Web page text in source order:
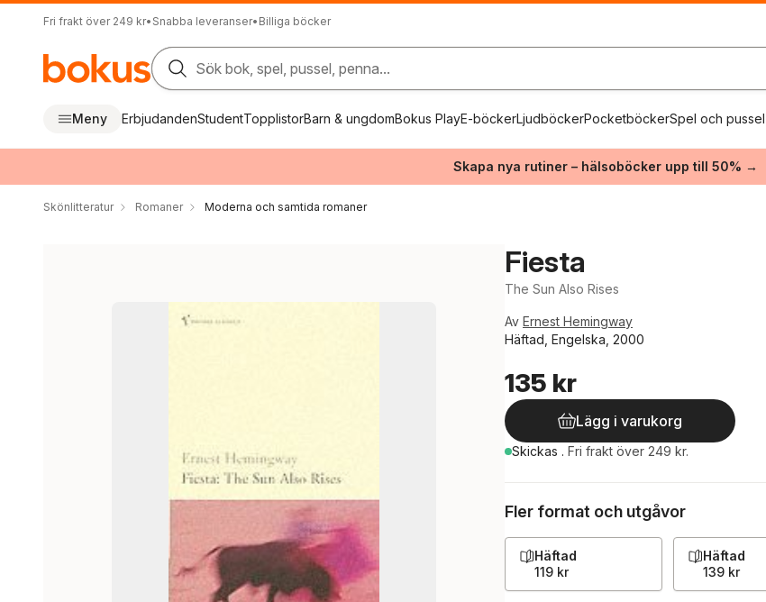
Fri frakt över 249 kr• Snabba leveranser• Billiga böcker
Sök bok, spel, pussel, penna...
Meny ErbjudandenStudentTopplistorBarn & ungdomBokus PlayE-böckerLjudböckerPocketböckerSpel och pussel
Skapa nya rutiner – hälsoböcker upp till 50% →
Skönlitteratur Romaner Moderna och samtida romaner
Fiesta
The Sun Also Rises
Av Ernest Hemingway
Häftad, Engelska, 2000
135 kr
Lägg i varukorg
Skickas . Fri frakt över 249 kr.
Fler format och utgåvor
Häftad
119 kr
Häftad
139 kr